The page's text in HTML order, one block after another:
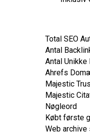
Total SEO
Antal
Antal Unikke
Ahrefs
Majestic
Majestic
Nøgleord
Købt første
Web archive